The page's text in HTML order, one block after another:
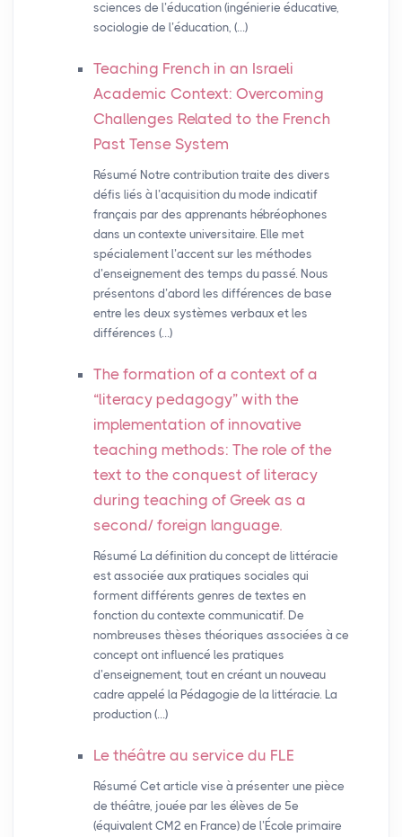
sciences de l’éducation (ingénierie éducative,
sociologie de l’éducation, (…)
Teaching French in an Israeli
Academic Context: Overcoming
Challenges Related to the French
Past Tense System
Résumé Notre contribution traite des divers
défis liés à l’acquisition du mode indicatif
français par des apprenants hébréophones
dans un contexte universitaire. Elle met
spécialement l’accent sur les méthodes
d’enseignement des temps du passé. Nous
présentons d’abord les différences de base
entre les deux systèmes verbaux et les
différences (…)
The formation of a context of a
“literacy pedagogy” with the
implementation of innovative
teaching methods: The role of the
text to the conquest of literacy
during teaching of Greek as a
second/ foreign language.
Résumé La définition du concept de littéracie
est associée aux pratiques sociales qui
forment différents genres de textes en
fonction du contexte communicatif. De
nombreuses thèses théoriques associées à ce
concept ont influencé les pratiques
d’enseignement, tout en créant un nouveau
cadre appelé la Pédagogie de la littéracie. La
production (…)
Le théâtre au service du FLE
Résumé Cet article vise à présenter une pièce
de théâtre, jouée par les élèves de 5e
(équivalent CM2 en France) de l’École primaire